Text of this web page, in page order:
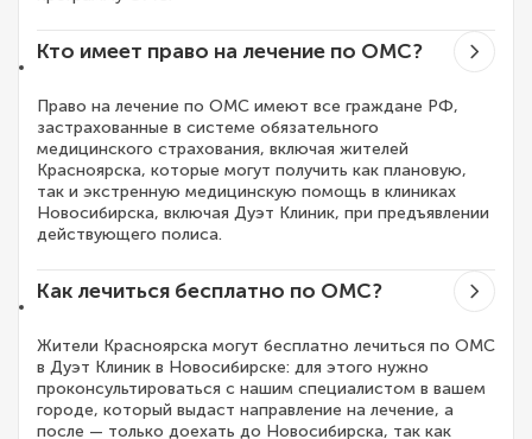
Кто имеет право на лечение по ОМС?
Право на лечение по ОМС имеют все граждане РФ,
застрахованные в системе обязательного
медицинского страхования, включая жителей
Красноярска, которые могут получить как плановую,
так и экстренную медицинскую помощь в клиниках
Новосибирска, включая Дуэт Клиник, при предъявлении
действующего полиса.
Как лечиться бесплатно по ОМС?
Жители Красноярска могут бесплатно лечиться по ОМС
в Дуэт Клиник в Новосибирске: для этого нужно
проконсультироваться с нашим специалистом в вашем
городе, который выдаст направление на лечение, а
после — только доехать до Новосибирска, так как